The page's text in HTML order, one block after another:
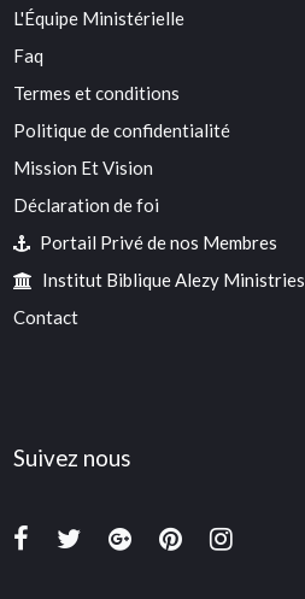
L'Équipe Ministérielle
Faq
Termes et conditions
Politique de confidentialité
Mission Et Vision
Déclaration de foi
Portail Privé de nos Membres
Institut Biblique Alezy Ministries
Contact
Suivez nous